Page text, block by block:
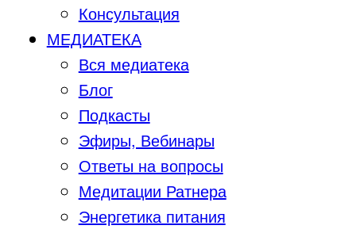
Консультация
МЕДИАТЕКА
Вся медиатека
Блог
Подкасты
Эфиры, Вебинары
Ответы на вопросы
Медитации Ратнера
Энергетика питания